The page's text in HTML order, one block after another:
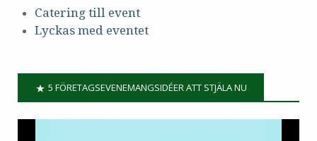
Catering till event
Lyckas med eventet
5 FÖRETAGSEVENEMANGSIDÉER ATT STJÄLA NU